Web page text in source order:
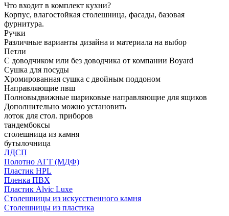
Что входит в комплект кухни?
Корпус, влагостойкая столешница, фасады, базовая
фурнитура.
Ручки
Различные варианты дизайна и материала на выбор
Петли
С доводчиком или без доводчика от компании Boyard
Сушка для посуды
Хромированная сушка с двойным поддоном
Направляющие пвш
Полновыдвижные шариковые направляющие для ящиков
Дополнительно можно установить
лоток для стол. приборов
тандембоксы
столешница из камня
бутылочница
ЛДСП
Полотно АГТ (МДФ)
Пластик HPL
Пленка ПВХ
Пластик Alvic Luxe
Столешницы из искусственного камня
Столешницы из пластика